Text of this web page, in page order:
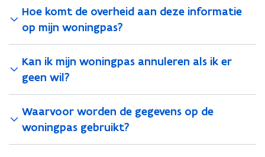
Hoe komt de overheid aan deze informatie
op mijn woningpas?
Kan ik mijn woningpas annuleren als ik er
geen wil?
Waarvoor worden de gegevens op de
woningpas gebruikt?